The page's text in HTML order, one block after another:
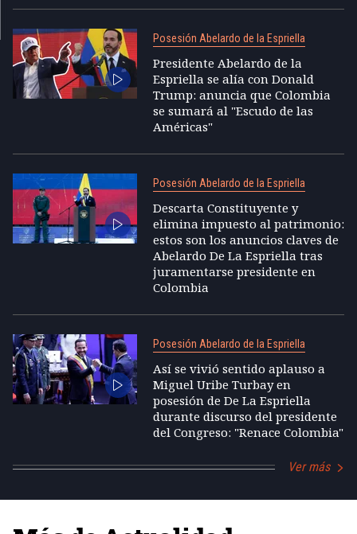
Posesión Abelardo de la Espriella
Presidente Abelardo de la
Espriella se alía con Donald
Trump: anuncia que Colombia
se sumará al "Escudo de las
Américas"
Posesión Abelardo de la Espriella
Descarta Constituyente y
elimina impuesto al patrimonio:
estos son los anuncios claves de
Abelardo De La Espriella tras
juramentarse presidente en
Colombia
Posesión Abelardo de la Espriella
Así se vivió sentido aplauso a
Miguel Uribe Turbay en
posesión de De La Espriella
durante discurso del presidente
del Congreso: "Renace Colombia"
Ver más